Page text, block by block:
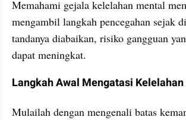
Memahami gejala kelelahan mental
mengambil langkah pencegahan sejak
tandanya diabaikan, risiko gangguan
dapat meningkat.
Langkah Awal Mengatasi
Mulailah dengan mengenali batas